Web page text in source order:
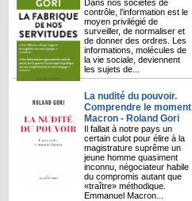
Dans nos sociétés de
contrôle, l’information est le
moyen privilégié de
surveiller, de normaliser et
de donner des ordres. Les
informations, molécules de
la vie sociale, deviennent
les sujets de...
La nudité du pouvoir.
Comprendre le moment
Macron - Roland Gori
Il fallait à notre pays un
certain culot pour élire à la
magistrature suprême un
jeune homme quasiment
inconnu, négociateur habile
du compromis autant que
«traître» méthodique.
Emmanuel Macron...